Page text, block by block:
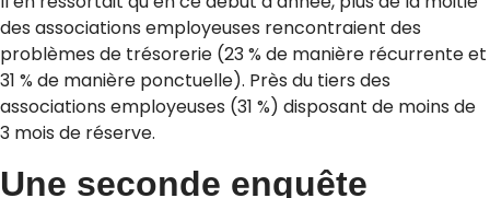
des associations employeuses rencontraient des
problèmes de trésorerie (23 % de manière récurrente et
31 % de manière ponctuelle). Près du tiers des
associations employeuses (31 %) disposant de moins de
3 mois de réserve.
Une seconde enquête